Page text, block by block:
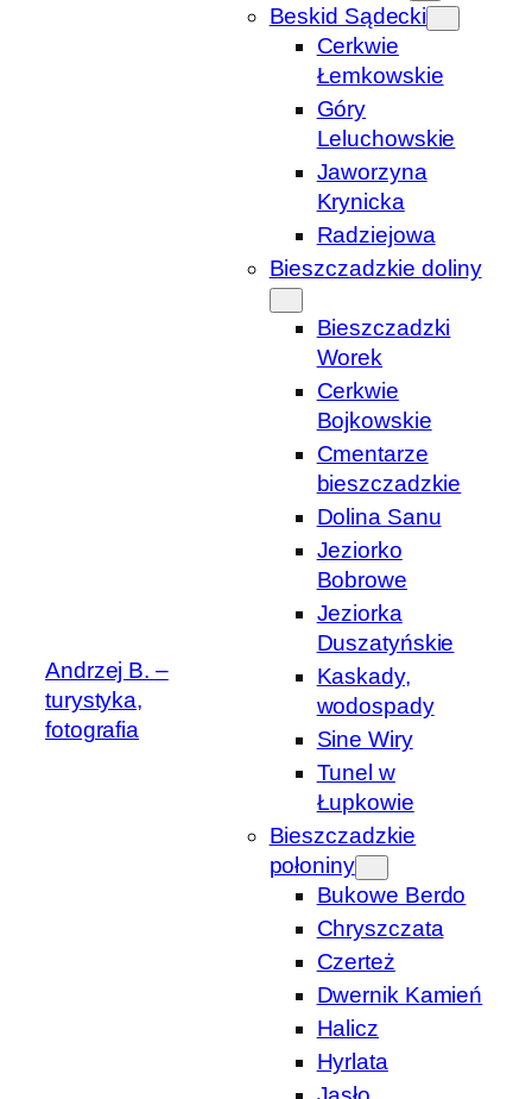
Andrzej B. –
turystyka,
fotografia
Beskid Sądecki
Cerkwie
Łemkowskie
Góry
Leluchowskie
Jaworzyna
Krynicka
Radziejowa
Bieszczadzkie doliny
Bieszczadzki
Worek
Cerkwie
Bojkowskie
Cmentarze
bieszczadzkie
Dolina Sanu
Jeziorko
Bobrowe
Jeziorka
Duszatyńskie
Kaskady,
wodospady
Sine Wiry
Tunel w
Łupkowie
Bieszczadzkie
połoniny
Bukowe Berdo
Chryszczata
Czerteż
Dwernik Kamień
Halicz
Hyrlata